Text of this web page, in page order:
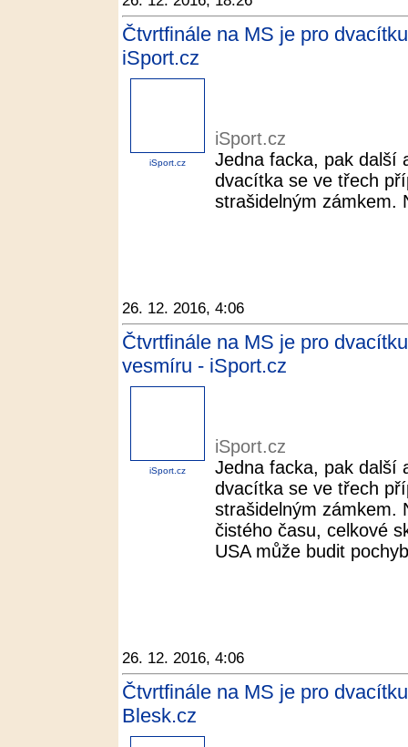
Čtvrtfinále na MS je pro
iSport.cz
iSport.cz
iSport.cz
Jedna facka, pak další
dvacítka se ve třech
strašidelným zámkem.
26. 12. 2016, 4:06
Čtvrtfinále na MS je pro
vesmíru - iSport.cz
iSport.cz
iSport.cz
Jedna facka, pak další
dvacítka se ve třech
strašidelným zámkem.
čistého času, celkové
USA může budit
26. 12. 2016, 4:06
Čtvrtfinále na MS je pro
Blesk.cz